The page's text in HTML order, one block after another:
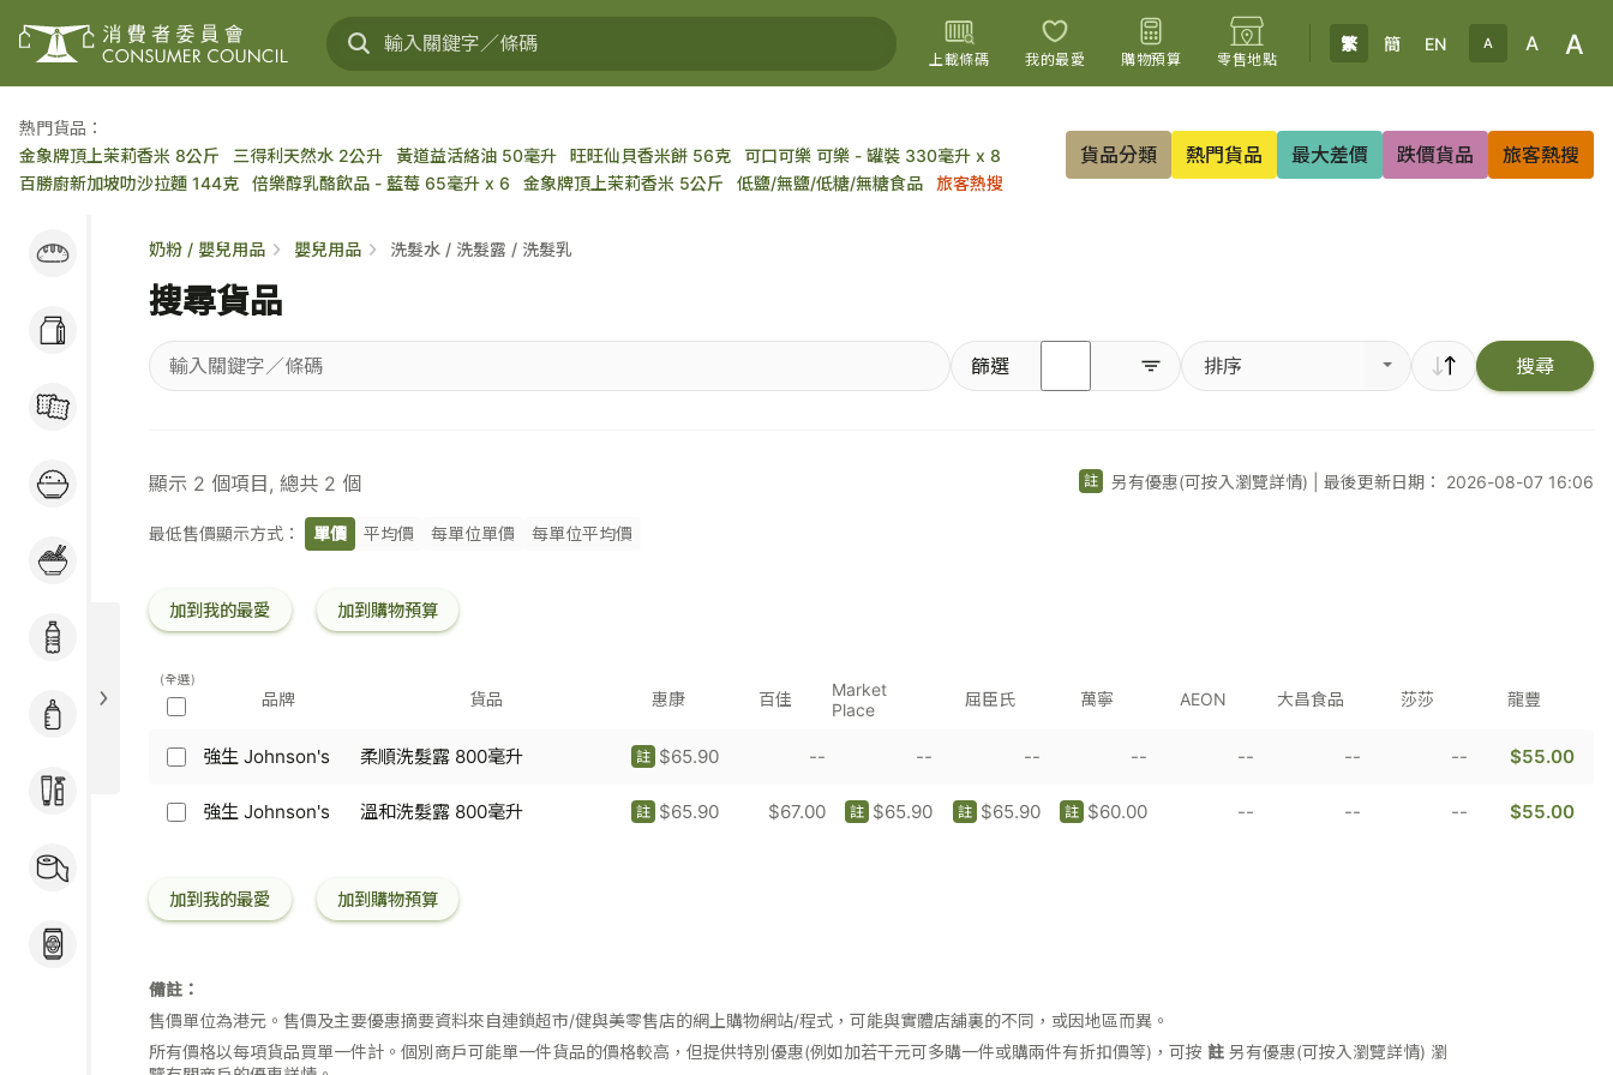
上載條碼 我的最愛 購物預算 零售地點
上載圖片
繁 簡 EN A A A
熱門貨品：
金象牌頂上茉莉香米 8公斤
三得利天然水 2公升 黃道益活絡油 50毫升 旺旺仙貝香米餅 56克
可口可樂 可樂 - 罐裝 330毫升 x 8
百勝廚新加坡叻沙拉麵 144克
倍樂醇乳酪飲品 - 藍莓 65毫升 x 6 金象牌頂上茉莉香米 5公斤 低鹽/無鹽/低糖/無糖食品 旅客熱搜
貨品分類 熱門貨品 最大差價 跌價貨品 旅客熱搜
麵包蛋糕 / 穀類早餐
/ 麵包醬
奶類及乳製品 / 大豆
製品 / 蛋類
米 / 食油 / 罐頭 / 蔬
果 / 肉類
粉麵 / 煮食用料 / 冷
奶粉 / 嬰兒用品
奶粉 / 嬰兒用品 嬰兒用品 洗髮水 / 洗髮露 / 洗髮乳
搜尋貨品
鍵
／
篩選 排序 搜尋
顯示 2 個項目, 總共 2 個 註 另有優惠(可按入瀏覽詳情) 最後更新日期： 2026-08-07 16:06
最低售價顯示方式： 單價 平均價 每單位單價 每單位平均價
加到我的最愛 加到購物預算
(全選)
品牌 貨品 惠康 百佳
Market
Place
屈臣氏 萬寧 AEON 大昌食品 莎莎 龍豐
強
Johnson's
洗
髮
毫
升
強生 Johnson's 柔順洗髮露 800毫升 $65.90
註 -- -- -- -- -- -- -- $55.00
強
-
溫
髮
露
800
毫
強生 Johnson's 溫和洗髮露 800毫升 $65.90
註 $67.00 $65.90
註 $65.90
註 $60.00
註 -- -- -- $55.00
加到我的最愛 加到購物預算
備註：
售價單位為港元。售價及主要優惠摘要資料來自連鎖超市/健與美零售店的網上購物網站/程式，可能與實體店舖裏的不同，或因地區而異。
所有價格以每項貨品買單一件計。個別商戶可能單一件貨品的價格較高，但提供特別優惠(例如加若干元可多購一件或購兩件有折扣價等)，可按 註 另有優惠(可按入瀏覽詳情) 瀏